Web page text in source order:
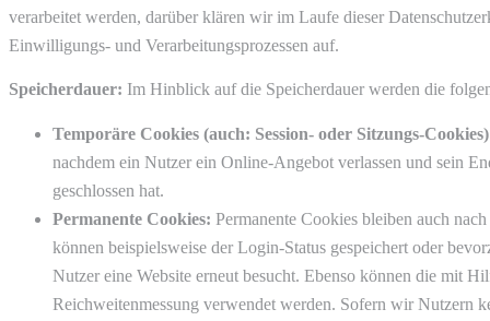
verarbeitet werden, darüber klären wir im Laufe dieser
Einwilligungs- und Verarbeitungsprozessen auf.
Speicherdauer: Im Hinblick auf die Speicherdauer werden die
Temporäre Cookies (auch: Session- oder Sitzungs-
nachdem ein Nutzer ein Online-Angebot verlassen und sein
geschlossen hat.
Permanente Cookies: Permanente Cookies bleiben auch
können beispielsweise der Login-Status gespeichert oder
Nutzer eine Website erneut besucht. Ebenso können die mit
Reichweitenmessung verwendet werden. Sofern wir Nutzern